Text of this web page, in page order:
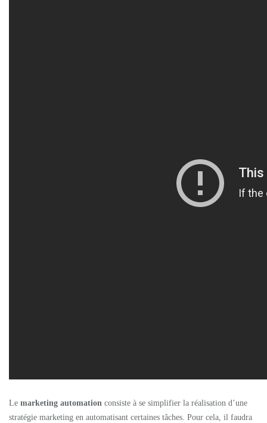
Le marketing automation consiste à se simplifier la réalisation d’une
stratégie marketing en automatisant certaines tâches. Pour cela, il faudra